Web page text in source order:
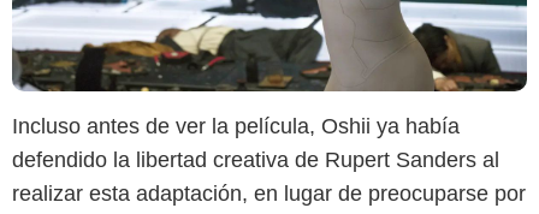
Incluso antes de ver la película, Oshii ya había
defendido la libertad creativa de Rupert Sanders al
realizar esta adaptación, en lugar de preocuparse por